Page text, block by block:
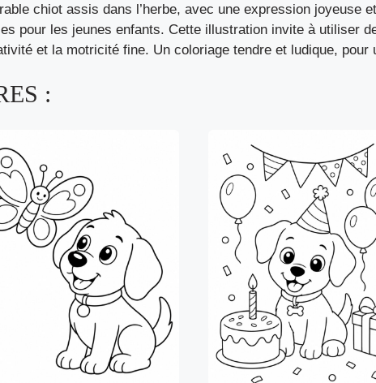
chiot assis dans l’herbe, avec une expression joyeuse
pour les jeunes enfants. Cette illustration invite à utiliser
et la motricité fine. Un coloriage tendre et ludique,
: